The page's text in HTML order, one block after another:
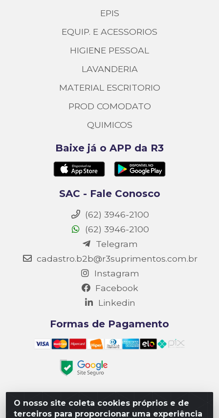
O nosso site coleta cookies próprios e de
terceiros para proporcionar uma experiência
EPIS
EQUIP. E ACESSORIOS
HIGIENE PESSOAL
LAVANDERIA
MATERIAL ESCRITORIO
PROD COMODATO
QUIMICOS
Baixe já o APP da R3
SAC - Fale Conosco
(62) 3946-2100
(62) 3946-2100
Telegram
cadastro.b2b@r3suprimentos.com.br
Instagram
Facebook
Linkedin
Formas de Pagamento
Matriz R3 Suprimentos - Rua 14, Polo Empresarial Goiás